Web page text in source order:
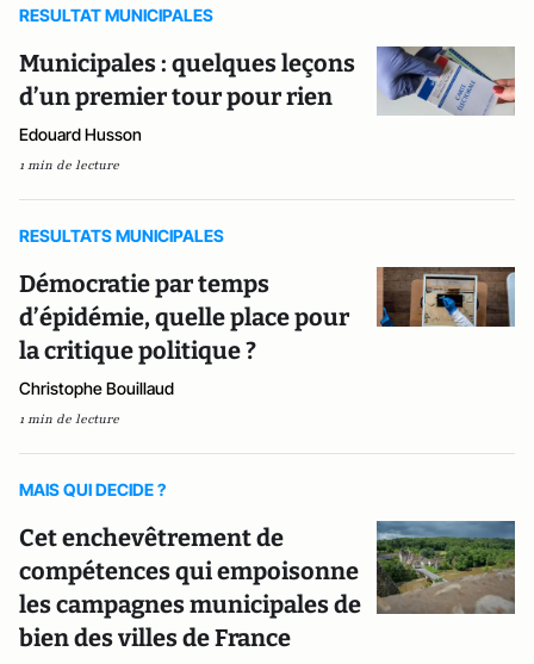
RESULTAT MUNICIPALES
Municipales : quelques leçons
d’un premier tour pour rien
Edouard Husson
1 min de lecture
RESULTATS MUNICIPALES
Démocratie par temps
d’épidémie, quelle place pour
la critique politique ?
Christophe Bouillaud
1 min de lecture
MAIS QUI DECIDE ?
Cet enchevêtrement de
compétences qui empoisonne
les campagnes municipales de
bien des villes de France